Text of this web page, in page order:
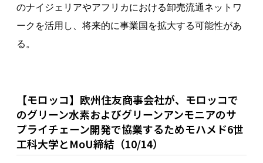
のナイジェリアやアフリカにおける卸売流通ネットワ
ークを活用し、将来的に事業国を拡大する可能性があ
る。
【モロッコ】欧州住友商事会社が、モロッコで
のグリーン水素およびグリーンアンモニアのサ
プライチェーン開発で協業するためモハメド6世
工科大学とMoU締結（10/14）